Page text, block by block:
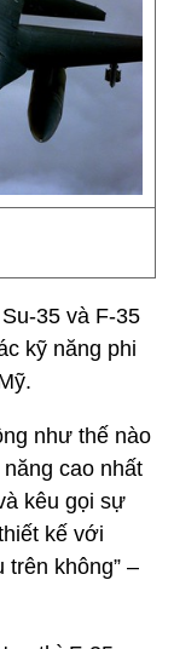
35 và F-35
kỹ năng phi
như thế nào
cao nhất
kêu gọi sự
kế với
không” –